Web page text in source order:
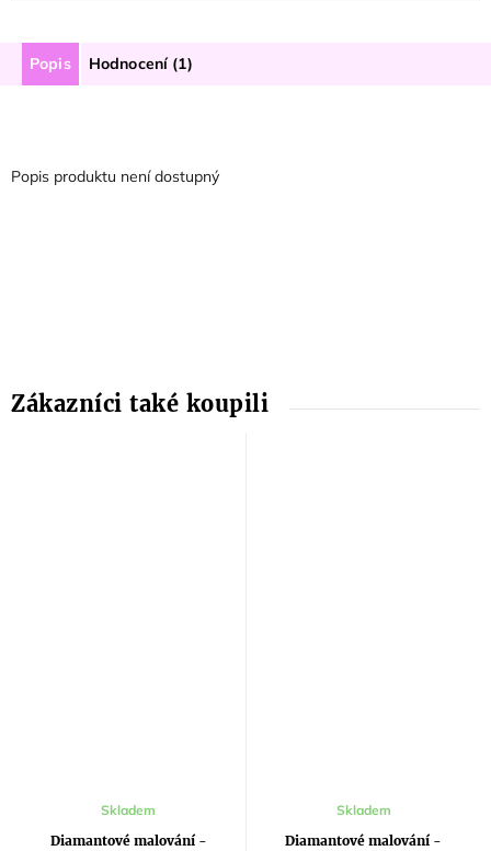
Popis Hodnocení (1)
Popis produktu není dostupný
Diamantové malování -
Skladem
Diamantové malování -
Skladem